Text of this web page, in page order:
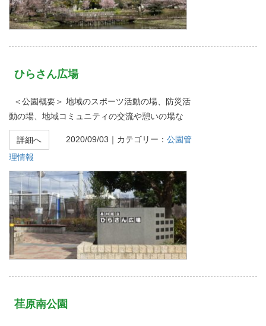
ひらさん広場
＜公園概要＞ 地域のスポーツ活動の場、防災活
動の場、地域コミュニティの交流や憩いの場な
詳細へ 2020/09/03 ｜カテゴリー： 公園管
理情報
荏原南公園